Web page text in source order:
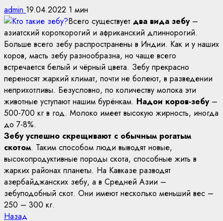
admin 19.04.2022 1 мин
Всего существует два вида зебу–
азиатский короткорогий и африканский длиннорогий.
Больше всего зебу распространены в Индии. Как и у наших
коров, масть зебу разнообразна, но чаще всего
встречается белый и чёрный цвета. Зебу прекрасно
переносят жаркий климат, почти не болеют, в разведении
неприхотливы. Безусловно, по количеству молока эти
животные уступают нашим бурёнкам. Надои коров-зебу –
500-700 кг в год. Молоко имеет высокую жирность, иногда
до 7-8%.
Зебу успешно скрещивают с обычным рогатым
скотом. Таким способом люди выводят новые,
высокопродуктивные породы скота, способные жить в
жарких районах планеты. На Кавказе разводят
азербайджанских зебу, а в Средней Азии –
зебуподобный скот. Они имеют несколько меньший вес –
250 – 300 кг.
Назад